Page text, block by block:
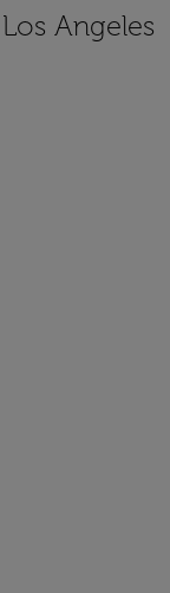
Angeles